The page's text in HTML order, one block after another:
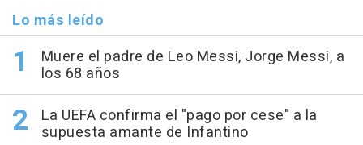
Lo más leído
Muere el padre de Leo Messi, Jorge Messi, a
los 68 años
La UEFA confirma el "pago por cese" a la
supuesta amante de Infantino